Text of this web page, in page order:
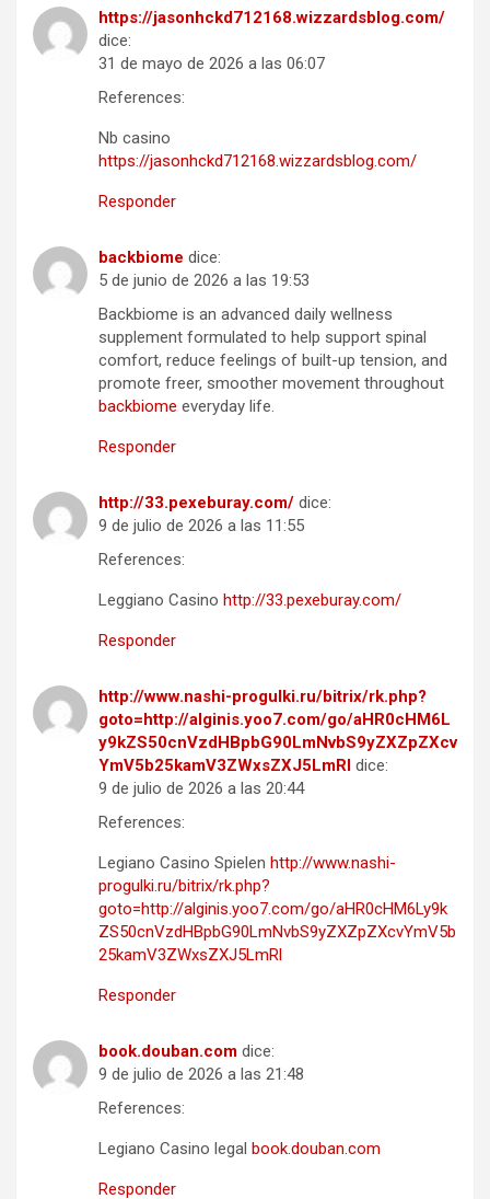
https://jasonhckd712168.wizzardsblog.com/
dice:
31 de mayo de 2026 a las 06:07
References:
Nb casino
https://jasonhckd712168.wizzardsblog.com/
Responder
backbiome dice:
5 de junio de 2026 a las 19:53
Backbiome is an advanced daily wellness
supplement formulated to help support spinal
comfort, reduce feelings of built-up tension, and
promote freer, smoother movement throughout
backbiome everyday life.
Responder
http://33.pexeburay.com/ dice:
9 de julio de 2026 a las 11:55
References:
Leggiano Casino http://33.pexeburay.com/
Responder
http://www.nashi-progulki.ru/bitrix/rk.php?
goto=http://alginis.yoo7.com/go/aHR0cHM6L
y9kZS50cnVzdHBpbG90LmNvbS9yZXZpZXcv
YmV5b25kamV3ZWxsZXJ5LmRl dice:
9 de julio de 2026 a las 20:44
References:
Legiano Casino Spielen http://www.nashi-
progulki.ru/bitrix/rk.php?
goto=http://alginis.yoo7.com/go/aHR0cHM6Ly9k
ZS50cnVzdHBpbG90LmNvbS9yZXZpZXcvYmV5b
25kamV3ZWxsZXJ5LmRl
Responder
book.douban.com dice:
9 de julio de 2026 a las 21:48
References:
Legiano Casino legal book.douban.com
Responder